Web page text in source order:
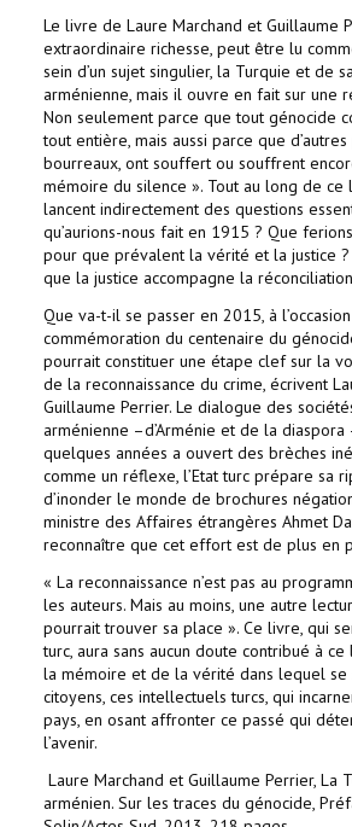
Le livre de Laure Marchand et Guillaume
extraordinaire richesse, peut être lu
sein d’un sujet singulier, la Turquie et de
arménienne, mais il ouvre en fait sur une
Non seulement parce que tout génocide
tout entière, mais aussi parce que
bourreaux, ont souffert ou souffrent
mémoire du silence ». Tout au long de ce
lancent indirectement des questions
qu’aurions-nous fait en 1915 ? Que
pour que prévalent la vérité et la justice ?
que la justice accompagne la
Que va-t-il se passer en 2015, à
commémoration du centenaire du
pourrait constituer une étape clef sur la
de la reconnaissance du crime, écrivent
Guillaume Perrier. Le dialogue des
arménienne –d’Arménie et de la
quelques années a ouvert des brèches
comme un réflexe, l’Etat turc prépare sa
d’inonder le monde de brochures
ministre des Affaires étrangères Ahmet
reconnaître que cet effort est de plus en
« La reconnaissance n’est pas au
les auteurs. Mais au moins, une autre
pourrait trouver sa place ». Ce livre, qui
turc, aura sans aucun doute contribué à
la mémoire et de la vérité dans lequel se
citoyens, ces intellectuels turcs, qui
pays, en osant affronter ce passé qui
l’avenir.
Laure Marchand et Guillaume Perrier, La
arménien. Sur les traces du génocide,